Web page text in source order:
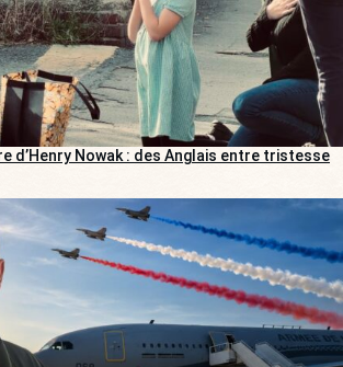
d’Henry Nowak : des Anglais entre tristesse